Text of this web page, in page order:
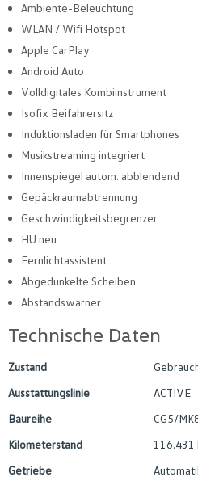
Ambiente-Beleuchtung
WLAN / Wifi Hotspot
Apple CarPlay
Android Auto
Volldigitales Kombiinstrument
Isofix Beifahrersitz
Induktionsladen für Smartphones
Musikstreaming integriert
Innenspiegel autom. abblendend
Gepäckraumabtrennung
Geschwindigkeitsbegrenzer
HU neu
Fernlichtassistent
Abgedunkelte Scheiben
Abstandswarner
Technische Daten
Zustand
Ausstattungslinie
ACTIVE
Baureihe
CG5/
Kilometerstand
116.431
Getriebe